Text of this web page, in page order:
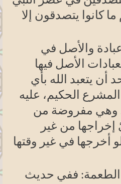
كانوا يتصدقون إلا
والأصل في
الأصل فيها
أن يتعبد الله بأي
المشرع الحكيم، عليه
وهي مفروضة من
من غير
أخرجها في غير وقتها
الطعمة: ففي حديث